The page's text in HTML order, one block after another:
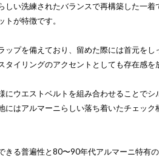
しい洗練されたバランスで再構築した一着
トが特徴です。
ップを備えており、留めた際には首元をし
タイリングのアクセントとしても存在感を
にウエストベルトを組み合わせることでシ
にはアルマーニらしい落ち着いたチェック
きる普遍性と80〜90年代アルマーニ特有